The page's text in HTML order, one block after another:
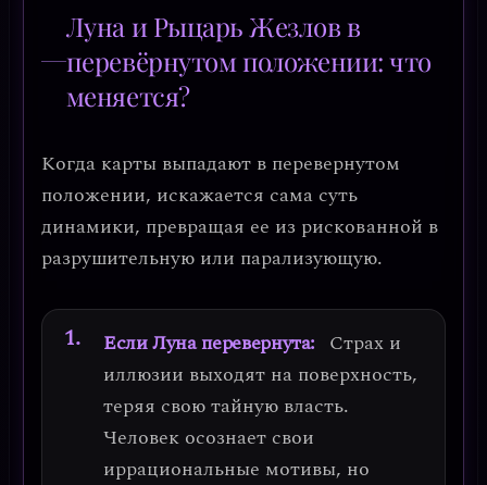
Луна и Рыцарь Жезлов в
перевёрнутом положении: что
меняется?
Когда карты выпадают в перевернутом
положении, искажается сама суть
динамики, превращая ее из рискованной в
разрушительную или парализующую.
Если Луна перевернута: Страх и
иллюзии выходят на поверхность,
теряя свою тайную власть.
Человек осознает свои
иррациональные мотивы, но